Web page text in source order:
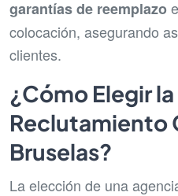
garantías de reemplazo
colocación, asegurando
clientes.
¿Cómo Elegir
Reclutamiento
Bruselas?
La elección de una